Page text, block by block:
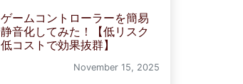
ゲームコントローラーを簡易
静音化してみた！【低リスク
低コストで効果抜群】
November 15, 2025